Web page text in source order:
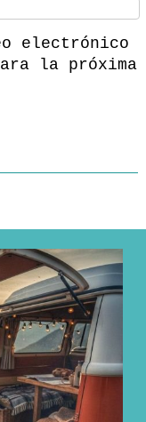
electrónico
la próxima